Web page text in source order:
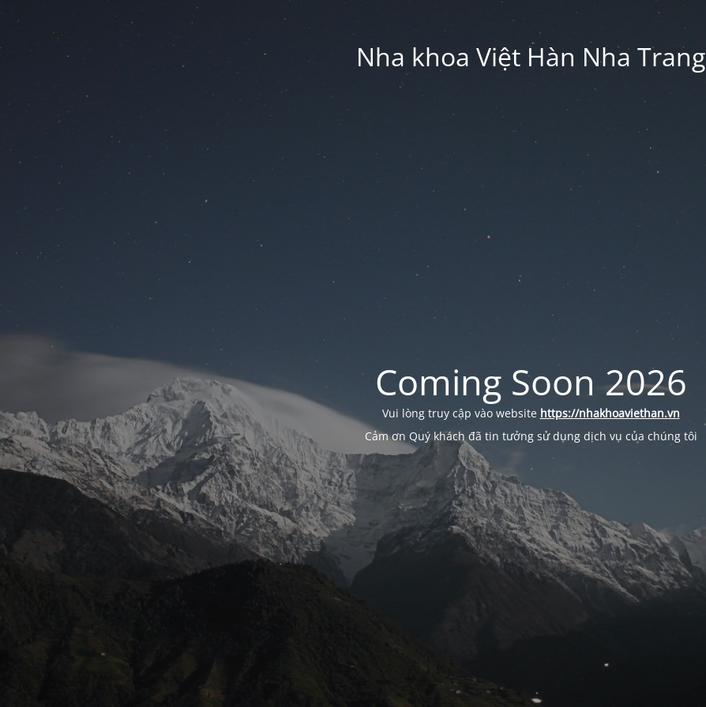
Nha khoa Việt Hàn Nha Trang
Coming Soon 2026
Vui lòng truy cập vào website https://nhakhoaviethan.vn
Cảm ơn Quý khách đã tin tưởng sử dụng dịch vụ của chúng tôi